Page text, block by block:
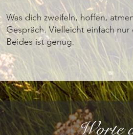
Was dich zweifeln, hoffen,
Gespräch. Vielleicht einfach nur
Beides ist genug.
Worte